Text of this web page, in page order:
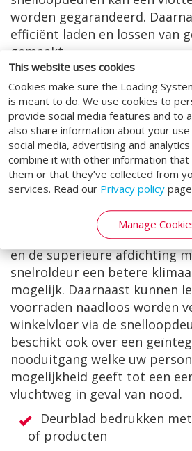
This website uses cookies
Cookies make sure the Loading
is meant to do. We use cookies to
provide social media features and to
also share information about your
social media, advertising and
combine it with other information that
them or that they’ve collected from
services. Read our Privacy policy
Manage
worden gegarandeerd.
efficiënt laden en lossen van
gemaakt.
Snel geopende en weer
intensief verkeer
Retail: verhoog het
klanten
Snelloopdeuren zijn de ideale
Ze worden vaak gebruikt om
de deur en wordt het
verhoogd. Door middel van
en de superieure afdichting
snelroldeur een betere
mogelijk. Daarnaast kunnen
voorraden naadloos worden
winkelvloer via de
beschikt ook over een
nooduitgang welke uw
mogelijkheid geeft tot een
vluchtweg in geval van nood.
Deurblad bedrukken
of producten